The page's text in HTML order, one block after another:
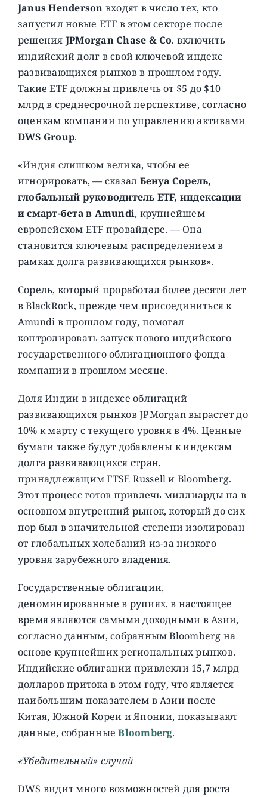
Janus Henderson входят в число тех, кто
запустил новые ETF в этом секторе после
решения JPMorgan Chase & Co. включить
индийский долг в свой ключевой индекс
развивающихся рынков в прошлом году.
Такие ETF должны привлечь от $5 до $10
млрд в среднесрочной перспективе, согласно
оценкам компании по управлению активами
DWS Group.
«Индия слишком велика, чтобы ее
игнорировать, — сказал Бенуа Сорель,
глобальный руководитель ETF, индексации
и смарт-бета в Amundi, крупнейшем
европейском ETF провайдере. — Она
становится ключевым распределением в
рамках долга развивающихся рынков».
Сорель, который проработал более десяти лет
в BlackRock, прежде чем присоединиться к
Amundi в прошлом году, помогал
контролировать запуск нового индийского
государственного облигационного фонда
компании в прошлом месяце.
Доля Индии в индексе облигаций
развивающихся рынков JPMorgan вырастет до
10% к марту с текущего уровня в 4%. Ценные
бумаги также будут добавлены к индексам
долга развивающихся стран,
принадлежащим FTSE Russell и Bloomberg.
Этот процесс готов привлечь миллиарды на в
основном внутренний рынок, который до сих
пор был в значительной степени изолирован
от глобальных колебаний из-за низкого
уровня зарубежного владения.
Государственные облигации,
деноминированные в рупиях, в настоящее
время являются самыми доходными в Азии,
согласно данным, собранным Bloomberg на
основе крупнейших региональных рынков.
Индийские облигации привлекли 15,7 млрд
долларов притока в этом году, что является
наибольшим показателем в Азии после
Китая, Южной Кореи и Японии, показывают
данные, собранныеBloomberg.
«Убедительный» случай
DWS видит много возможностей для роста